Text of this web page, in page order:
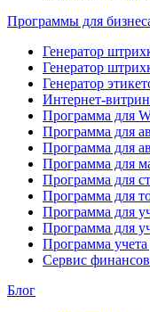
Программы для
Генератор
Генератор
Генератор
Интернет-
Программа для
Программа для
Программа для
Программа для
Программа для
Программа для
Программа для
Программа для
Программа
Сервис
Блог